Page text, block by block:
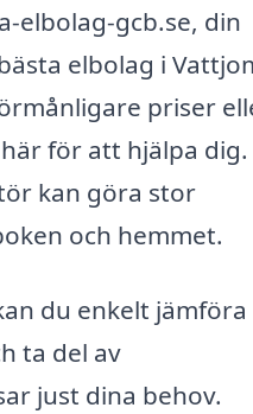
elbolag-gcb.se, din
elbolag i
priser
för att hjälpa dig.
kan göra stor
och hemmet.
du enkelt jämföra
ta del av
just dina behov.